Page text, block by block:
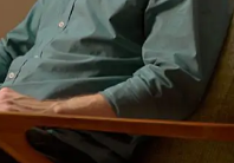
NIEUWS &